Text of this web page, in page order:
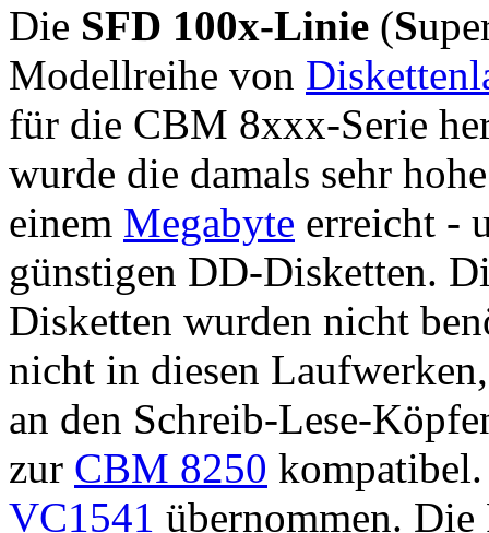
Die SFD 100x-Linie (S
Modellreihe von
für die CBM 8xxx-Serie
wurde die damals sehr
einem Megabyte erreicht -
günstigen DD-Disketten.
Disketten wurden nicht
nicht in diesen
an den Schreib-Lese-
zur CBM 8250 kompatibel.
VC1541 übernommen.